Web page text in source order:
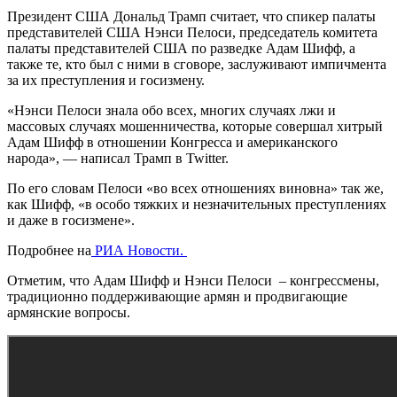
Президент США Дональд Трамп считает, что спикер палаты
представителей США Нэнси Пелоси, председатель комитета
палаты представителей США по разведке Адам Шифф, а
также те, кто был с ними в сговоре, заслуживают импичмента
за их преступления и госизмену.
«Нэнси Пелоси знала обо всех, многих случаях лжи и
массовых случаях мошенничества, которые совершал хитрый
Адам Шифф в отношении Конгресса и американского
народа», — написал Трамп в Twitter.
По его словам Пелоси «во всех отношениях виновна» так же,
как Шифф, «в особо тяжких и незначительных преступлениях
и даже в госизмене».
Подробнее на РИА Новости.
Отметим, что Адам Шифф и Нэнси Пелоси – конгрессмены,
традиционно поддерживающие армян и продвигающие
армянские вопросы.